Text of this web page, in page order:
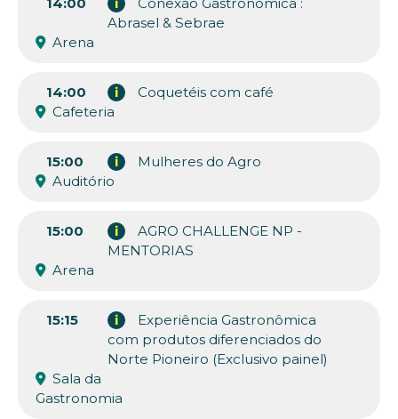
Abrasel & Sebrae
Arena
14:00 i
Coquetéis com café
Cafeteria
15:00 i
Mulheres do Agro
Auditório
15:00 i
AGRO CHALLENGE NP -
MENTORIAS
Arena
15:15 i
Experiência Gastronômica
com produtos diferenciados do
Norte Pioneiro (Exclusivo painel)
Sala da
Gastronomia